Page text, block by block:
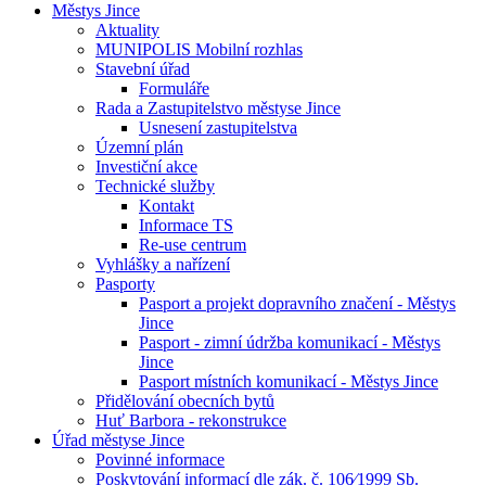
Městys Jince
Aktuality
MUNIPOLIS Mobilní rozhlas
Stavební úřad
Formuláře
Rada a Zastupitelstvo městyse Jince
Usnesení zastupitelstva
Územní plán
Investiční akce
Technické služby
Kontakt
Informace TS
Re-use centrum
Vyhlášky a nařízení
Pasporty
Pasport a projekt dopravního značení - Městys
Jince
Pasport - zimní údržba komunikací - Městys
Jince
Pasport místních komunikací - Městys Jince
Přidělování obecních bytů
Huť Barbora - rekonstrukce
Úřad městyse Jince
Povinné informace
Poskytování informací dle zák. č. 106⁄1999 Sb.